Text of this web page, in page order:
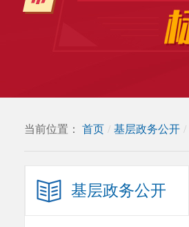
当前位置： 首页 / 基层政务公开 /
基层政务公开